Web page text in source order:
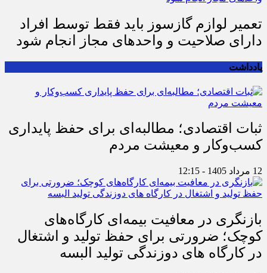
تعمیر لوازم گازسوز باید فقط توسط افراد
دارای صلاحیت و واحدهای مجاز انجام شود
یادداشت
ثبات اقتصادی؛ مطالبه‌ای برای حفظ پایداری
کسب‌وکار و معیشت مردم
12 مرداد 1405 - 12:15
بازنگری در معافیت بیمه‌ای کارگاه‌های
کوچک؛ ضرورتی برای حفظ تولید و اشتغال
در کارگاه های دوزندگی تولید البسه